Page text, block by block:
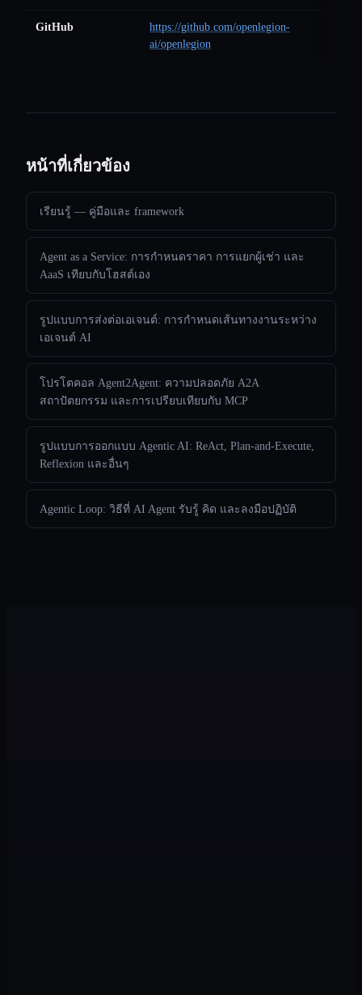
GitHub
https://github.com/openlegion-
ai/openlegion
หน้าที่เกี่ยวข้อง
เรียนรู้ — คู่มือและ framework
Agent as a Service: การกำหนดราคา การแยกผู้เช่า และ
AaaS เทียบกับโฮสต์เอง
รูปแบบการส่งต่อเอเจนต์: การกำหนดเส้นทางงานระหว่าง
เอเจนต์ AI
โปรโตคอล Agent2Agent: ความปลอดภัย A2A
สถาปัตยกรรม และการเปรียบเทียบกับ MCP
รูปแบบการออกแบบ Agentic AI: ReAct, Plan-and-Execute,
Reflexion และอื่นๆ
Agentic Loop: วิธีที่ AI Agent รับรู้ คิด และลงมือปฏิบัติ